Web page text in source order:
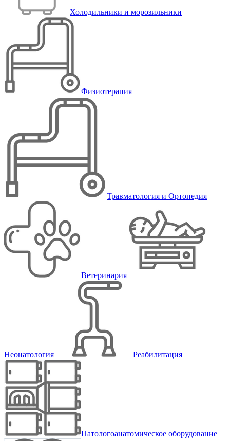
Холодильники и морозильники
Физиотерапия
Травматология и Ортопедия
Ветеринария
Неонатология Реабилитация
Патологоанатомическое оборудование